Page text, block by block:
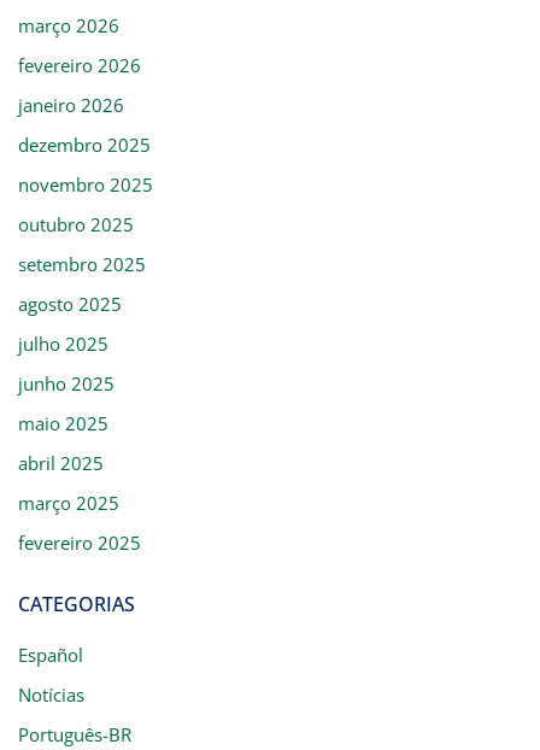
março 2026
fevereiro 2026
janeiro 2026
dezembro 2025
novembro 2025
outubro 2025
setembro 2025
agosto 2025
julho 2025
junho 2025
maio 2025
abril 2025
março 2025
fevereiro 2025
CATEGORIAS
Español
Notícias
Português-BR